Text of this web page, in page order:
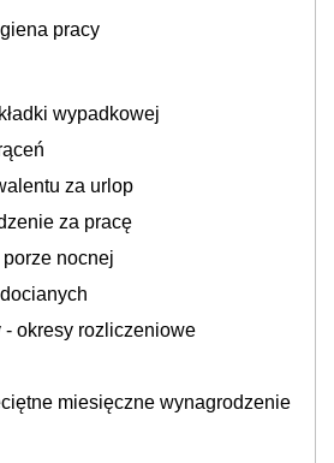
pracy
wypadkowej
za urlop
za pracę
nocnej
okresy rozliczeniowe
miesięczne wynagrodzenie